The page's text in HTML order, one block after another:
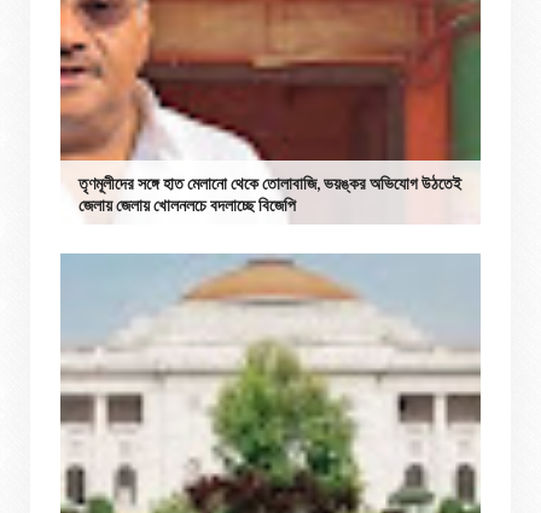
তৃণমূলীদের সঙ্গে হাত মেলানো থেকে তোলাবাজি, ভয়ঙ্কর অভিযোগ উঠতেই
জেলায় জেলায় খোলনলচে বদলাচ্ছে বিজেপি